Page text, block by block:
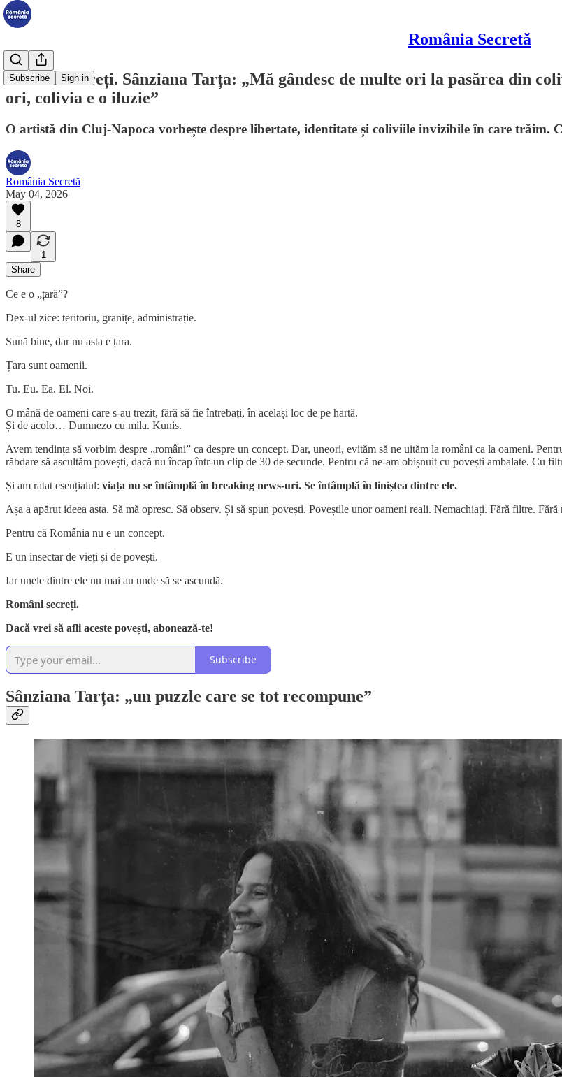
România Secretă
Subscribe Sign in
Români secreți. Sânziana Tarța: „Mă gândesc de multe ori la pasărea din
ori, colivia e o iluzie”
O artistă din Cluj-Napoca vorbește despre libertate, identitate și coliviile invizibile în care trăim.
România Secretă
May 04, 2026
8
1
Share
Ce e o „țară”?
Dex-ul zice: teritoriu, granițe, administrație.
Sună bine, dar nu asta e țara.
Țara sunt oamenii.
Tu. Eu. Ea. El. Noi.
O mână de oameni care s-au trezit, fără să fie întrebați, în același loc de pe hartă.
Și de acolo… Dumnezo cu mila. Kunis.
Avem tendința să vorbim despre „români” ca despre un concept. Dar, uneori, evităm să ne uităm la români ca la oameni.
răbdare să ascultăm povești, dacă nu încap într-un clip de 30 de secunde. Pentru că ne-am obișnuit cu povești ambalate. Cu
Și am ratat esențialul: viața nu se întâmplă în breaking news-uri. Se întâmplă în liniștea dintre ele.
Așa a apărut ideea asta. Să mă opresc. Să observ. Și să spun povești. Poveștile unor oameni reali. Nemachiați. Fără filtre. Fără
Pentru că România nu e un concept.
E un insectar de vieți și de povești.
Iar unele dintre ele nu mai au unde să se ascundă.
Români secreți.
Dacă vrei să afli aceste povești, abonează-te!
Subscribe
Sânziana Tarța: „un puzzle care se tot recompune”